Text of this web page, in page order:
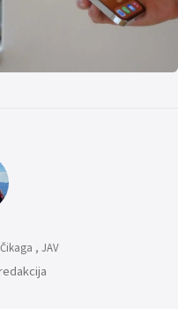
, JAV